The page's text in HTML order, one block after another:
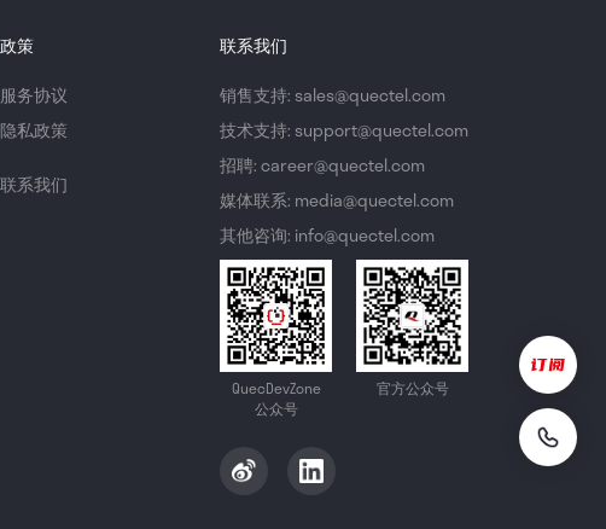
政策
服务协议
隐私政策
联系我们
联系我们
销售支持: sales@quectel.com
技术支持: support@quectel.com
招聘: career@quectel.com
媒体联系: media@quectel.com
其他咨询: info@quectel.com
QuecDevZone
公众号
官方公众号